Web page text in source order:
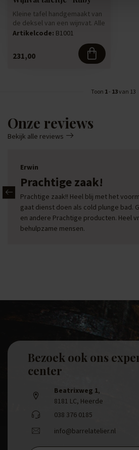
Kleine tafel handgemaakt van
de deksel van een wijnvat. Alle
wijnvat tafeltjes z...
Artikelcode: B1001
231,00
Toon 1- 13van 13
Onze reviews
Bekijk alle reviews
Erwin
Prachtige zaak!
Prachtige zaak!! Heel blij met het
gaat dienst doen als cold plunge bad.
en andere Prachtige producten. Heel
behulpzame mensen.
Bezoek ook ons
center
Beatrixweg 1,
8181 LC, Heerde
038 376 0185
info@barrelatelier.nl